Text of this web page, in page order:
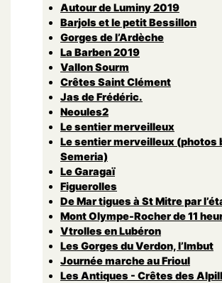
Autour de Luminy 2019
Barjols et le petit Bessillon
Gorges de l’Ardèche
La Barben 2019
Vallon Sourm
Crêtes Saint Clément
Jas de Frédéric.
Neoules2
Le sentier merveilleux
Le sentier merveilleux (photos
Semeria)
Le Garagaï
Figuerolles
De Mar tigues à St Mitre par
Mont Olympe-Rocher de 11
Vtrolles en Lubéron
Les Gorges du Verdon, l’Imbut
Journée marche au Frioul
Les Antiques - Crêtes des